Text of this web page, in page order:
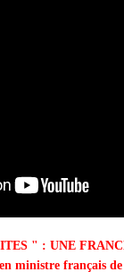
" : UNE
ministre français de